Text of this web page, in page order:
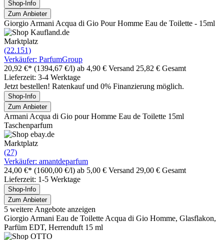
Shop-Info
Zum Anbieter
Giorgio Armani Acqua di Gio Pour Homme Eau de Toilette - 15ml
Marktplatz
(22.151)
Verkäufer: ParfumGroup
20,92 €* (1394,67 €/l) ab 4,90 € Versand 25,82 € Gesamt
Lieferzeit: 3-4 Werktage
Jetzt bestellen! Ratenkauf und 0% Finanzierung möglich.
Shop-Info
Zum Anbieter
Armani Acqua di Gio pour Homme Eau de Toilette 15ml
Taschenparfum
Marktplatz
(27)
Verkäufer: amantdeparfum
24,00 €* (1600,00 €/l) ab 5,00 € Versand 29,00 € Gesamt
Lieferzeit: 1-5 Werktage
Shop-Info
Zum Anbieter
5 weitere Angebote anzeigen
Giorgio Armani Eau de Toilette Acqua di Gio Homme, Glasflakon,
Parfüm EDT, Herrenduft 15 ml